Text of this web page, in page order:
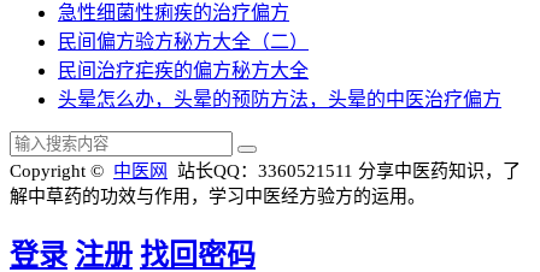
急性细菌性痢疾的治疗偏方
民间偏方验方秘方大全（二）
民间治疗疟疾的偏方秘方大全
头晕怎么办，头晕的预防方法，头晕的中医治疗偏方
Copyright © 中医网 站长QQ：3360521511 分享中医药知识，了
解中草药的功效与作用，学习中医经方验方的运用。
登录 注册 找回密码